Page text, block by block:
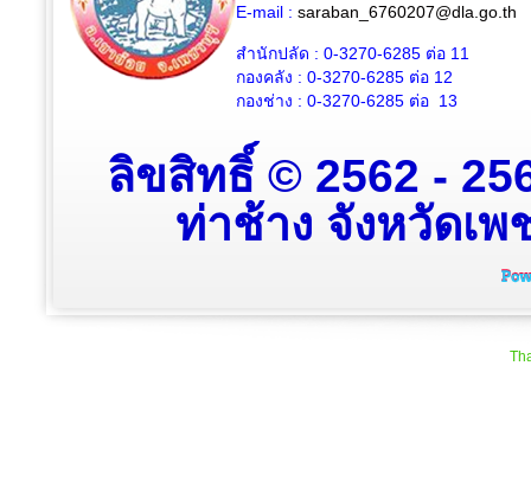
E-mail : saraban_6760207@dla.go.th
สำนักปลัด : 0-3270-6285 ต่อ 11
กองคลัง : 0-3270-6285 ต่อ 12
กองช่าง : 0-3270-6285 ต่อ 13
ลิขสิทธิ์ © 2562 -
ท่าช้าง จังหวัดเ